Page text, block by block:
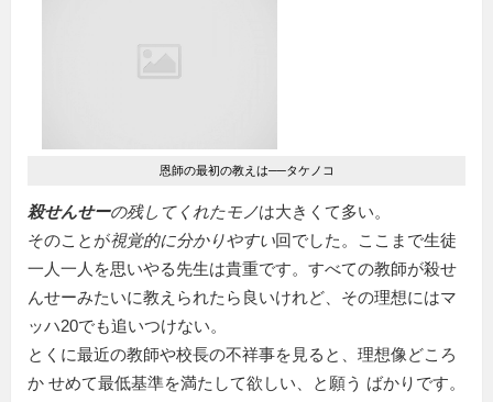
恩師の最初の教えは──タケノコ
殺せんせーの残してくれたモノは大きくて多い。
そのことが視覚的に分かりやすい回でした。ここまで生徒
一人一人を思いやる先生は貴重です。すべての教師が殺せ
んせーみたいに教えられたら良いけれど、その理想にはマ
ッハ20でも追いつけない。
とくに最近の教師や校長の不祥事を見ると、理想像どころ
か せめて最低基準を満たして欲しい、と願う ばかりです。